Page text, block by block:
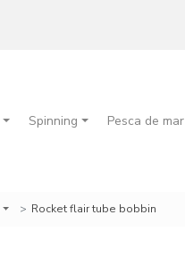
Spinning Pesca de mar
Rocket flair tube bobbin